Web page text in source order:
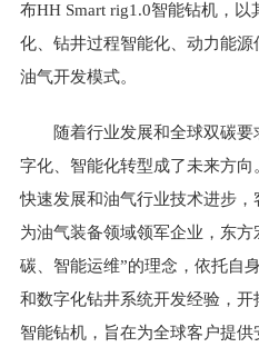
布HH Smart rig1.0智能钻机，
化、钻井过程智能化、动力能
油气开发模式。
随着行业发展和全球双碳要
字化、智能化转型成了未来方
快速发展和油气行业技术进步
为油气装备领域领军企业，东
碳、智能运维”的理念，依托自
和数字化钻井系统开发经验，开
智能钻机，旨在为全球客户提